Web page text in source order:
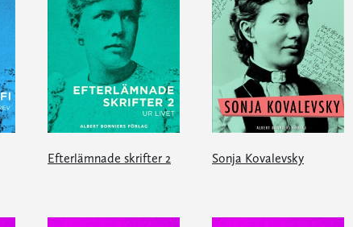
Efterlämnade skrifter 2 Sonja Kovalevsky